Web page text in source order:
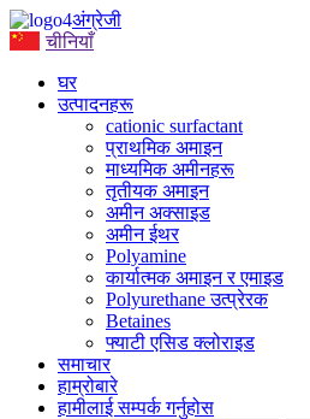
अंग्रेजी
चीनियाँ
घर
उत्पादनहरू
cationic surfactant
प्राथमिक अमाइन
माध्यमिक अमीनहरू
तृतीयक अमाइन
अमीन अक्साइड
अमीन ईथर
Polyamine
कार्यात्मक अमाइन र एमाइड
Polyurethane उत्प्रेरक
Betaines
फ्याटी एसिड क्लोराइड
समाचार
हाम्रोबारे
हामीलाई सम्पर्क गर्नुहोस